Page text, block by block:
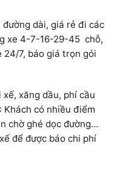
dài, giá rẻ đi các
xe 4-7-16-29-45 chỗ,
24/7, báo giá trọn gói
xăng dầu, phí cầu
Khách có nhiều điểm
chờ ghé dọc đường…
để được báo chi phí